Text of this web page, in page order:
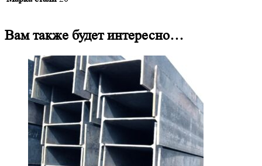
Вам также будет интересно…